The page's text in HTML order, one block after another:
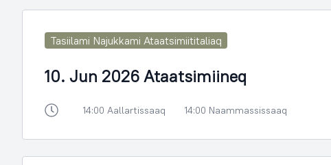
Tasiilami Najukkami Ataatsimiititaliaq
10. Jun 2026 Ataatsimiineq
14:00 Aallartissaaq 14:00 Naammassissaaq